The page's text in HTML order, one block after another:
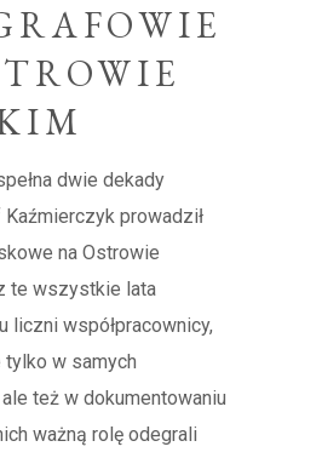
dwie dekady
prowadził
na Ostrowie
te wszystkie lata
liczni współpracownicy,
tylko w samych
też w dokumentowaniu
ważną rolę odegrali